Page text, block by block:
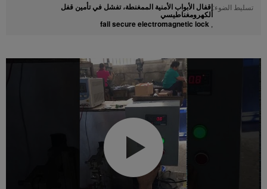
تسليط الضوء:إقفال الأبواب الأمنية الممغنطة، تفشل في تأمين قفل
الكهرومغناطيسي
,
fail secure electromagnetic lock